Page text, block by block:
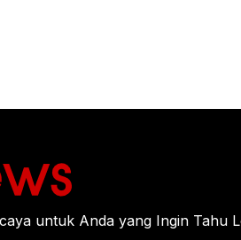
untuk Anda yang Ingin Tahu